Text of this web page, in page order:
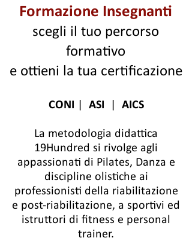
Formazione Insegnanti
scegli il tuo percorso
formativo
e ottieni la tua certificazione
CONI | ASI | AICS
La metodologia didattica
19Hundred si rivolge agli
appassionati di Pilates, Danza e
discipline olistiche ai
professionisti della riabilitazione
e post-riabilitazione, a sportivi ed
istruttori di fitness e personal
trainer.